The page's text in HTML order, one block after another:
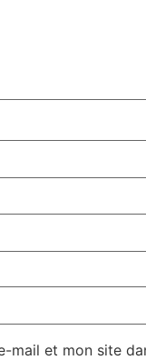
mail et mon site